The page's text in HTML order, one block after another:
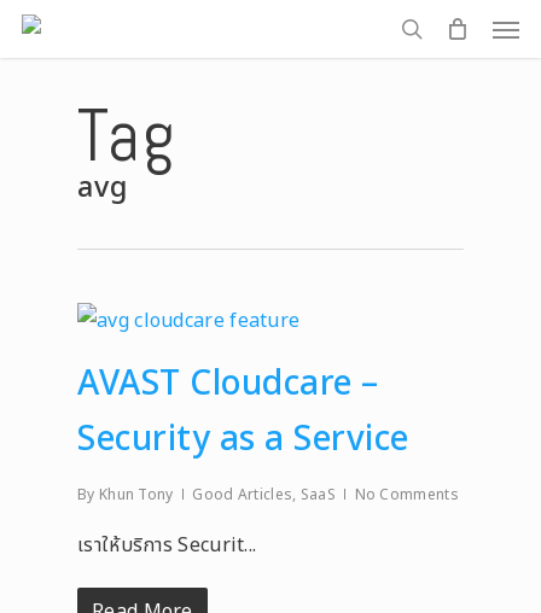
Skip
to
search
Tag
avg
AVAST Cloudcare –
Security as a Service
By Khun Tony Good Articles, SaaS No Comments
เราให้บริการ Securit...